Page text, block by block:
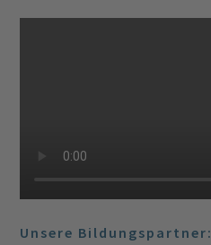
Unsere Bildungspartner: